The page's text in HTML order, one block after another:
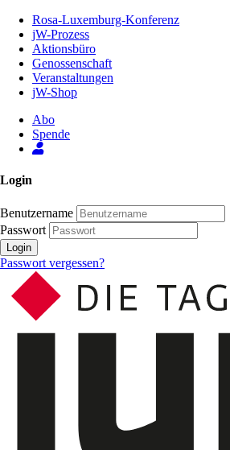
Inhalt
Seite
Rosa-Luxemburg-Konferenz
jW-Prozess
Aktionsbüro
Genossenschaft
Veranstaltungen
jW-Shop
Abo
Spende
Login
Benutzername
Passwort
Login
Passwort vergessen?